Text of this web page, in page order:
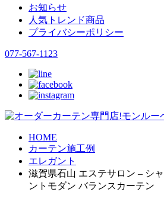
お知らせ
人気トレンド商品
プライバシーポリシー
077-567-1123
HOME
カーテン施工例
エレガント
滋賀県石山 エステサロン – シ
ントモダン バランスカーテン